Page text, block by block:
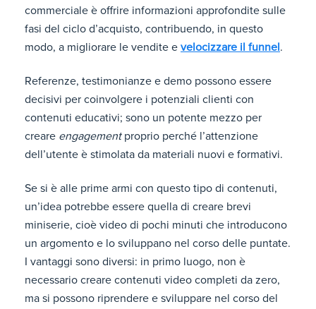
commerciale è offrire informazioni approfondite sulle
fasi del ciclo d’acquisto, contribuendo, in questo
modo, a migliorare le vendite e velocizzare il funnel.
Referenze, testimonianze e demo possono essere
decisivi per coinvolgere i potenziali clienti con
contenuti educativi; sono un potente mezzo per
creare engagementproprio perché l’attenzione
dell’utente è stimolata da materiali nuovi e formativi.
Se si è alle prime armi con questo tipo di contenuti,
un’idea potrebbe essere quella di creare brevi
miniserie, cioè video di pochi minuti che introducono
un argomento e lo sviluppano nel corso delle puntate.
I vantaggi sono diversi: in primo luogo, non è
necessario creare contenuti video completi da zero,
ma si possono riprendere e sviluppare nel corso del